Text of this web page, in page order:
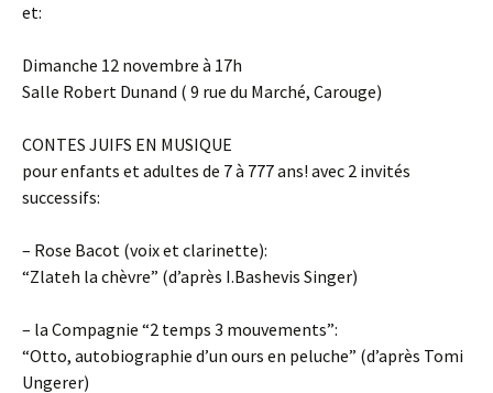
et:
Dimanche 12 novembre à 17h
Salle Robert Dunand ( 9 rue du Marché, Carouge)
CONTES JUIFS EN MUSIQUE
pour enfants et adultes de 7 à 777 ans! avec 2 invités
successifs:
– Rose Bacot (voix et clarinette):
“Zlateh la chèvre” (d’après I.Bashevis Singer)
– la Compagnie “2 temps 3 mouvements”:
“Otto, autobiographie d’un ours en peluche” (d’après Tomi
Ungerer)